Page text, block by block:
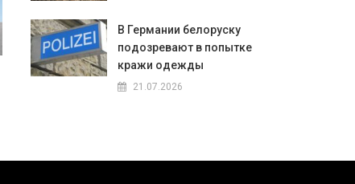
В Германии белоруску
подозревают в попытке
кражи одежды
21.07.2026